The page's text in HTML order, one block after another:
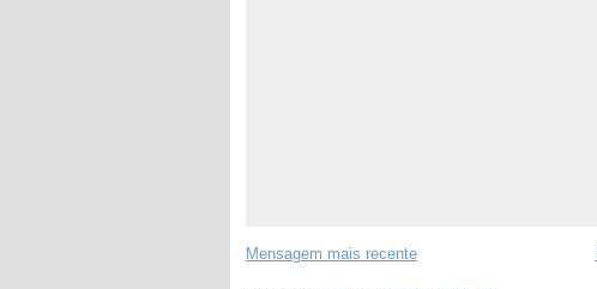
Mensagem mais recente